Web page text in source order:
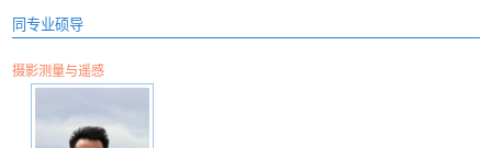
同专业硕导
摄影测量与遥感